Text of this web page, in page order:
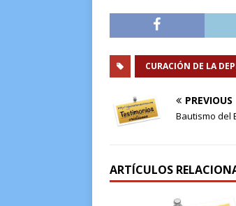
CURACIÓN DE LA
PREVIOUS
Bautismo del
ARTÍCULOS